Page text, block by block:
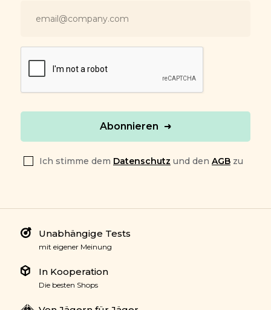
Abonnieren
Ich stimme dem Datenschutz und den AGB zu
Unabhängige Tests
mit eigener Meinung
In Kooperation
Die besten Shops